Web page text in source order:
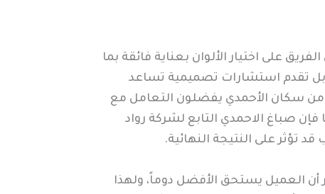
على اختيار الألوان بعناية فائقة بما
بل تقدم استشارات تصميمية تساعد
من سكان الأحمدي يفضلون التعامل مع
صباغ الاحمدي التابع لشركة رواد
تؤثر على النتيجة النهائية.
العميل يستحق الأفضل دوماً، ولهذا